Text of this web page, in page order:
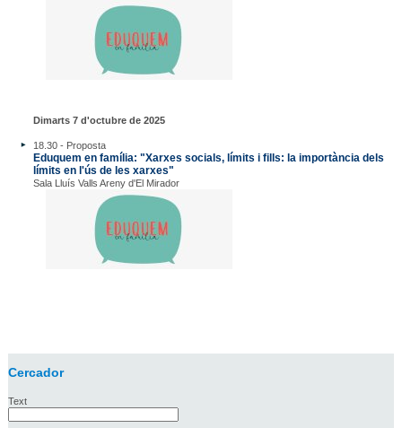
Dimarts 7 d'octubre de 2025
18.30 - Proposta
Eduquem en família: "Xarxes socials, límits i fills: la importància dels
límits en l'ús de les xarxes"
Sala Lluís Valls Areny d'El Mirador
Cercador
Text